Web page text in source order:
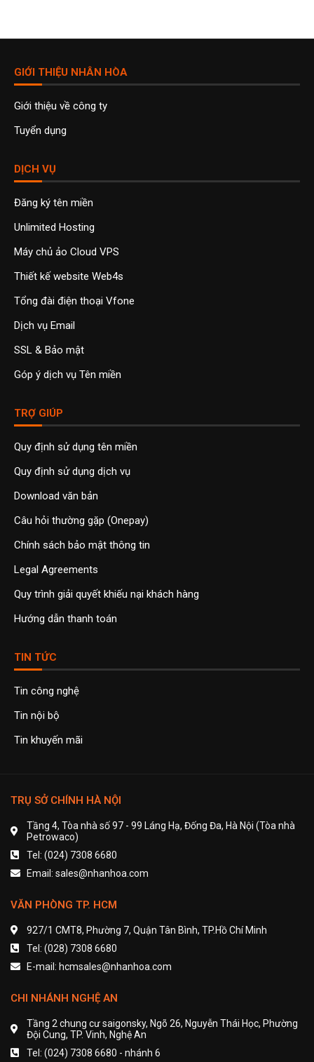
GIỚI THIỆU NHÂN HÒA
Giới thiệu về công ty
Tuyển dụng
DỊCH VỤ
Đăng ký tên miền
Unlimited Hosting
Máy chủ ảo Cloud VPS
Thiết kế website Web4s
Tổng đài điện thoại Vfone
Dịch vụ Email
SSL & Bảo mật
Góp ý dịch vụ Tên miền
TRỢ GIÚP
Quy định sử dụng tên miền
Quy định sử dụng dịch vụ
Download văn bản
Câu hỏi thường gặp (Onepay)
Chính sách bảo mật thông tin
Legal Agreements
Quy trình giải quyết khiếu nại khách hàng
Hướng dẫn thanh toán
TIN TỨC
Tin công nghệ
Tin nội bộ
Tin khuyến mãi
TRỤ SỞ CHÍNH HÀ NỘI
Tầng 4, Tòa nhà số 97 - 99 Láng Hạ, Đống Đa, Hà Nội (Tòa nhà
Petrowaco)
Tel: (024) 7308 6680
Email: sales@nhanhoa.com
VĂN PHÒNG TP. HCM
927/1 CMT8, Phường 7, Quận Tân Bình, TP.Hồ Chí Minh
Tel: (028) 7308 6680
E-mail: hcmsales@nhanhoa.com
CHI NHÁNH NGHỆ AN
Tầng 2 chung cư saigonsky, Ngõ 26, Nguyễn Thái Học, Phường
Đội Cung, TP. Vinh, Nghệ An
Tel: (024) 7308 6680 - nhánh 6